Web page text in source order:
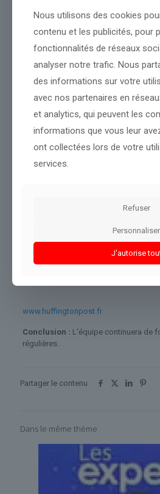
la liste finale ».
Le gouvernement doit «
important aux entreprises concernées »
professionnelle qui appelle le
« Cette liste est issue des tensions
besoins de main-d’œuvre et de
Gérard Ré, secrétaire confédéral de la
Le ministre de l’Intérieur Bruno
articule les exigences du
indiqué dans un communiqué la
Astrid Panosyan-Bouvet.
À voir également surLe HuffPost:
www.huffingtonpost.fr
Conclusion : L'équipe continuera de
régulières.
Partager le contenu
Dans le même thème
Nous utilisons des cookies
contenu et les publicités, pour
fonctionnalités de réseaux
analyser notre trafic. Nous
des informations sur votre
avec nos partenaires en
et analytics, qui peuvent les
informations que vous leur
ont collectées lors de votre
services.
Refuser
Personnaliser
J'autorise